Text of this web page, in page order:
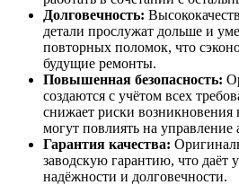
Долговечность:
детали прослужат дольше и
повторных поломок, что
будущие ремонты.
Повышенная безопасность:
создаются с учётом всех
снижает риски возникновения
могут повлиять на управление
Гарантия качества:
заводскую гарантию, что даёт
надёжности и долговечности.